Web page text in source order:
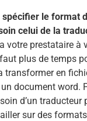
spécifier le format
celui de la
votre prestataire à
plus de temps
transformer en
document word.
d’un traducteur
sur des